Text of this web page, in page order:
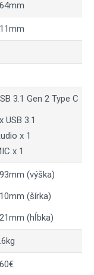
3.1 Gen 2 Type C
USB 3.1
x 1
x 1
(výška)
(šírka)
(hĺbka)